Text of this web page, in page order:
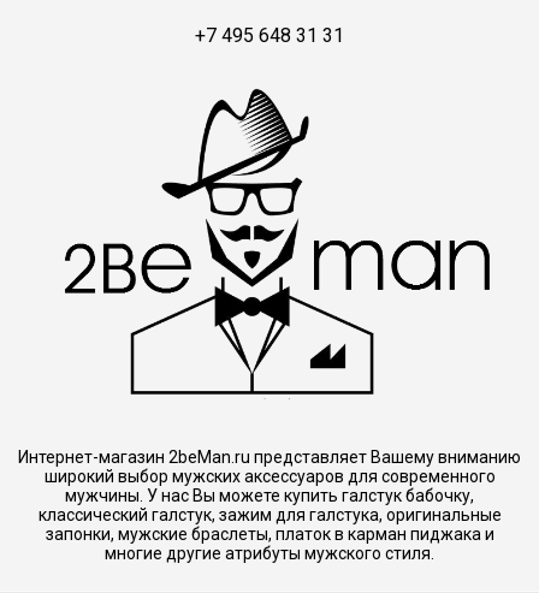
+7 495 648 31 31
Интернет-магазин 2beMan.ru представляет Вашему вниманию
широкий выбор мужских аксессуаров для современного
мужчины. У нас Вы можете купить галстук бабочку,
классический галстук, зажим для галстука, оригинальные
запонки, мужские браслеты, платок в карман пиджака и
многие другие атрибуты мужского стиля.